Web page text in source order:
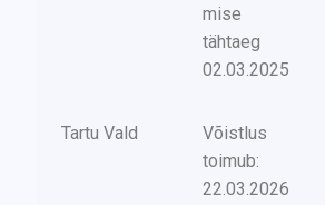
mise
tähtaeg
02.03.2025
Tartu Vald
Võistlus
toimub:
22.03.2026